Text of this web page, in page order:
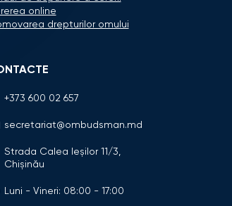
online
drepturilor omului
+373 600 02 657
secretariat@ombudsman.md
Strada Calea Ieşilor 11/3,
Chişinău
Luni - Vineri: 08:00 - 17:00